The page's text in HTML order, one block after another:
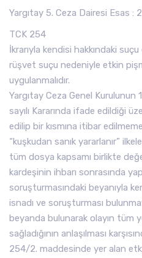
Yargıtay 5. Ceza Dairesi Esas :
TCK 254
İkrarıyla kendisi hakkındaki
rüşvet suçu nedeniyle etkin
uygulanmalıdır.
Yargıtay Ceza Genel Kurulunun
sayılı Kararında ifade edildiği
edilip bir kısmına itibar
“kuşkudan sanık yararlanır”
tüm dosya kapsamı birlikte
kardeşinin ihbarı sonrasında
soruşturmasındaki beyanıyla
isnadı ve soruşturması
beyanda bulunarak olayın tüm
sağladığının anlaşılması
254/2. maddesinde yer alan